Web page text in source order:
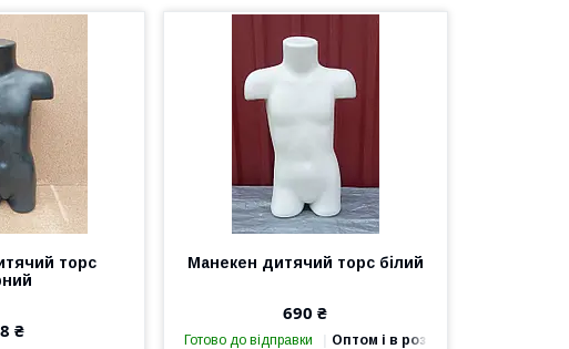
торс
₴
Манекен дитячий торс білий
690 ₴
Готово до відправки Оптом і в роздріб